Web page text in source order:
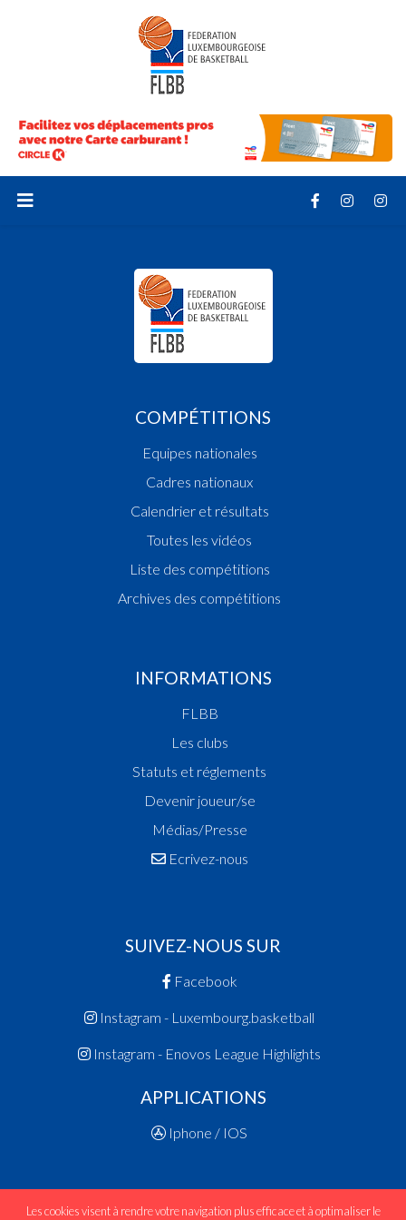
COMPÉTITIONS
Equipes nationales
Cadres nationaux
Calendrier et résultats
Toutes les vidéos
Liste des compétitions
Archives des compétitions
INFORMATIONS
FLBB
Les clubs
Statuts et réglements
Devenir joueur/se
Médias/Presse
Ecrivez-nous
SUIVEZ-NOUS SUR
Facebook
Instagram - Luxembourg.basketball
Instagram - Enovos League Highlights
APPLICATIONS
Iphone / IOS
Les cookies visent à rendre votre navigation plus efficace et à optimaliser le